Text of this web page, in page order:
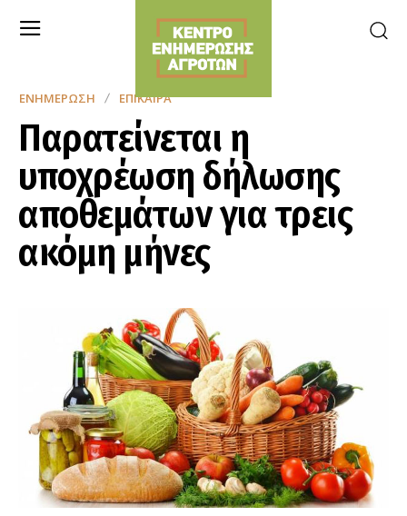
ΕΝΗΜΈΡΩΣΗ ΕΠΊΚΑΙΡΑ
Παρατείνεται η
υποχρέωση δήλωσης
αποθεμάτων για τρεις
ακόμη μήνες